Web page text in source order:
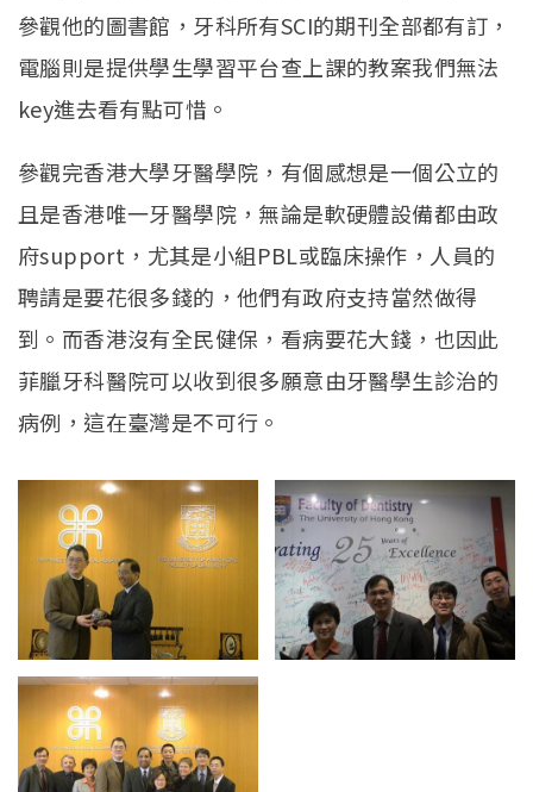
參觀他的圖書館，牙科所有SCI的期刊全部都有訂，
電腦則是提供學生學習平台查上課的教案我們無法
key進去看有點可惜。
參觀完香港大學牙醫學院，有個感想是一個公立的
且是香港唯一牙醫學院，無論是軟硬體設備都由政
府support，尤其是小組PBL或臨床操作，人員的
聘請是要花很多錢的，他們有政府支持當然做得
到。而香港沒有全民健保，看病要花大錢，也因此
菲臘牙科醫院可以收到很多願意由牙醫學生診治的
病例，這在臺灣是不可行。